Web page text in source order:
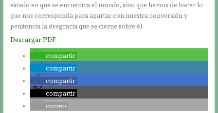
estado en que se encuentra el mundo, sino que hemos de hacer lo
que nos corresponda para apartar con nuestra conversión y
penitencia la desgracia que se cierne sobre él.
Descargar PDF
compartir
compartir
compartir
compartir
correo